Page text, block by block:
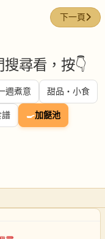
下一篇文章
下一頁
尋看，按👇
週煮意 甜品・小食
譜 🍳加餸池